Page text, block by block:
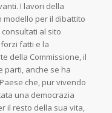
I lavori della
modello per il dibattito
al sito
fatti e la
della Commissione, il
parti, anche se ha
che, pur vivendo
una democrazia
il resto della sua vita,